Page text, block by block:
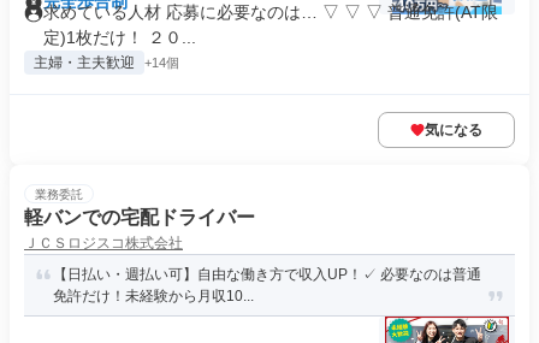
求めている人材 応募に必要なのは… ▽ ▽ ▽ 普通免許(AT限
定)1枚だけ！ ２０...
主婦・主夫歓迎 +14個
気になる
業務委託
軽バンでの宅配ドライバー
ＪＣＳロジスコ株式会社
【日払い・週払い可】自由な働き方で収入UP！✓ 必要なのは普通
免許だけ！未経験から月収10...